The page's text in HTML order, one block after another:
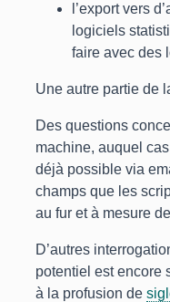
l’export vers
logiciels
faire avec des
Une autre partie de
Des questions
machine, auquel
déjà possible via
champs que les
au fur et à mesure
D’autres
potentiel est encore
à la profusion de